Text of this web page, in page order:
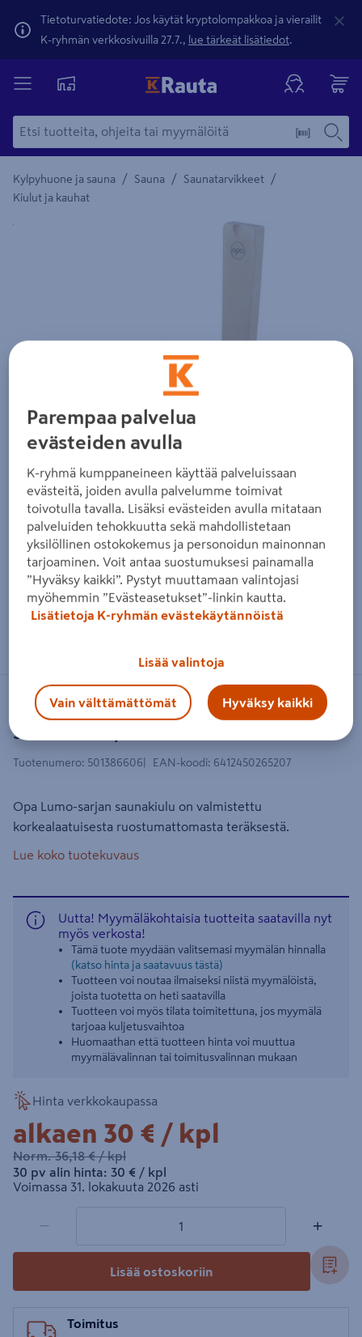
Tietoturvatiedote: Jos käytät kryptolompakkoa ja vierailit
K-ryhmän verkkosivuilla 27.7., lue tärkeät lisätiedot.
Kylpyhuone ja sauna / Sauna / Saunatarvikkeet /
Kiulut ja kauhat
Yksityiskohtainen kuvaus löytyy Tuotteen kuvaus -
Zoomaa kuvaa sormilla kosketusnäytöllä
Saunakiulu Opa valkoinen 5l
Tuotenumero: 501386606 EAN-koodi: 6412450265207
Opa Lumo-sarjan saunakiulu on valmistettu
korkealaatuisesta ruostumattomasta teräksestä.
Lue koko tuotekuvaus
Uutta! Myymäläkohtaisia tuotteita saatavilla nyt
myös verkosta!
Tämä tuote myydään valitsemasi myymälän hinnalla
(katso hinta ja saatavuus tästä)
Tuotteen voi noutaa ilmaiseksi niistä myymälöistä,
joista tuotetta on heti saatavilla
Tuotteen voi myös tilata toimitettuna, jos myymälä
tarjoaa kuljetusvaihtoa
Huomaathan että tuotteen hinta voi muuttua
myymälävalinnan tai toimitusvalinnan mukaan
Hinta verkkokaupassa
alkaen 30€/kpl
30 € / kpl
Norm.36,18€/kpl
36,18 €/ kpl
30 pv alin hinta: 30€/kpl
30 € / kpl
Voimassa 31. lokakuuta 2026 asti
− +
Lisää ostoskoriin
Toimitus
Parempaa palvelua
evästeiden avulla
K-ryhmä kumppaneineen käyttää palveluissaan
evästeitä, joiden avulla palvelumme toimivat
toivotulla tavalla. Lisäksi evästeiden avulla mitataan
palveluiden tehokkuutta sekä mahdollistetaan
yksilöllinen ostokokemus ja personoidun mainonnan
tarjoaminen. Voit antaa suostumuksesi painamalla
”Hyväksy kaikki”. Pystyt muuttamaan valintojasi
myöhemmin ”Evästeasetukset”-linkin kautta.
Lisätietoja K-ryhmän evästekäytännöistä
Lisää valintoja
Vain välttämättömät Hyväksy kaikki